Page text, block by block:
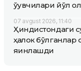
ўқувчилари йўл
07 avgust 2026, 11:40
Ҳиндистондаги
ҳалок бўлганлар
яқинлашди